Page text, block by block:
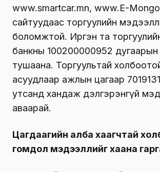
www.smartcar.mn, www.E-
сайтуудаас торгуулийн
боломжтой. Иргэн та торгуулийн
банкны 100200000952
тушаана. Торгуультай
асуудлаар ажлын цагаар
утсанд хандаж дэлгэрэнгүй
аваарай.
Цагдаагийн алба хаагчтай
гомдол мэдээллийг хаана